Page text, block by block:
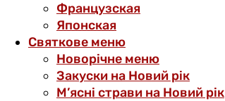
Французская
Японская
Святкове меню
Новорічне меню
Закуски на Новий рік
М’ясні страви на Новий рік